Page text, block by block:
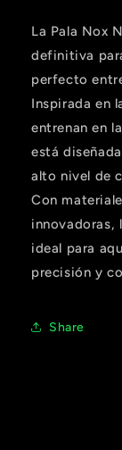
La Pala Nox
definitiva
perfecto
Inspirada en
entrenan en
está
alto nivel de
Con
innovadoras,
ideal para
precisión y
Share
2 En
la
3